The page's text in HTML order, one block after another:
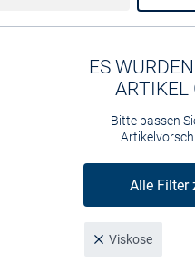
ES
ARTIKEL
Bitte passen
Alle Filter
Viskose